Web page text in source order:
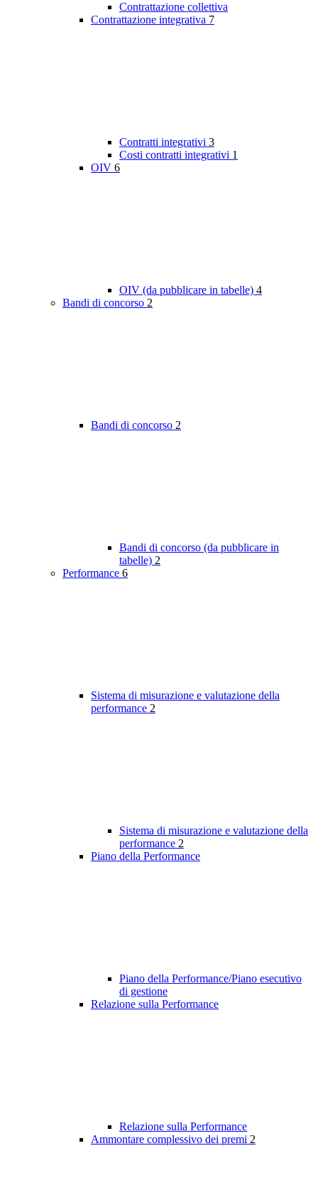
Contrattazione collettiva
Contrattazione integrativa 7
Contratti integrativi 3
Costi contratti integrativi 1
OIV 6
OIV (da pubblicare in tabelle) 4
Bandi di concorso 2
Bandi di concorso 2
Bandi di concorso (da pubblicare in
tabelle) 2
Performance 6
Sistema di misurazione e valutazione della
performance 2
Sistema di misurazione e valutazione della
performance 2
Piano della Performance
Piano della Performance/Piano esecutivo
di gestione
Relazione sulla Performance
Relazione sulla Performance
Ammontare complessivo dei premi 2